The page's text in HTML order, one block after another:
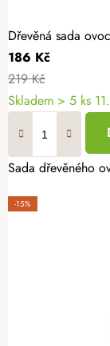
Dřevěná sada
186 Kč
219 Kč
Skladem > 5 ks
Sada dřevěného
-15%